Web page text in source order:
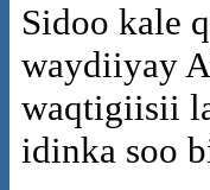
Sidoo kale
waydiiyay
waqtigiisii
idinka soo